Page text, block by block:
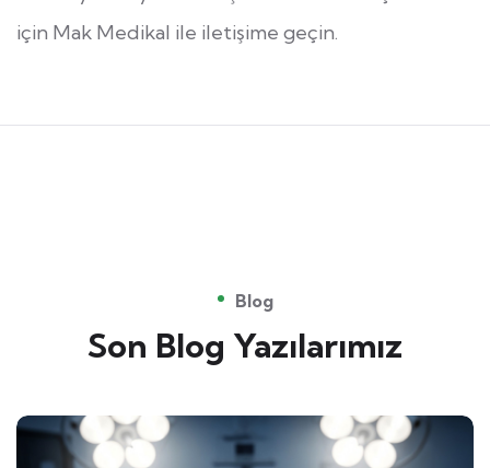
için Mak Medikal ile iletişime geçin.
Blog
Son Blog Yazılarımız